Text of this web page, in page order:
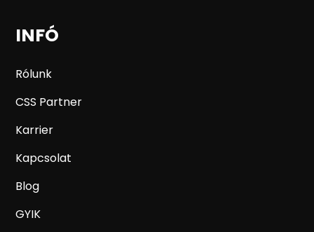
INFÓ
Rólunk
CSS Partner
Karrier
Kapcsolat
Blog
GYIK